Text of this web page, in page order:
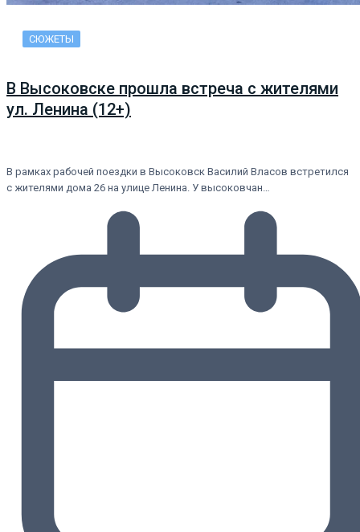
СЮЖЕТЫ
В Высоковске прошла встреча с жителями
ул. Ленина (12+)
В рамках рабочей поездки в Высоковск Василий Власов встретился
с жителями дома 26 на улице Ленина. У высоковчан…